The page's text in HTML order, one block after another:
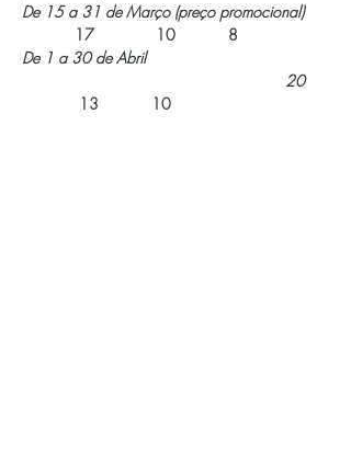
De 15 a 31 de Março (preço promocional)
17              10            8
De 1 a 30 de Abril
20
13            10